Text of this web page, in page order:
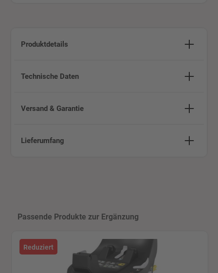
Produktdetails
Technische Daten
Versand & Garantie
Lieferumfang
Passende Produkte zur Ergänzung
Reduziert